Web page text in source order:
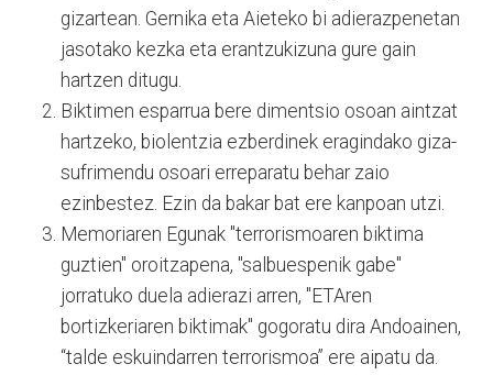
gizartean. Gernika eta Aieteko bi adierazpenetan
jasotako kezka eta erantzukizuna gure gain
hartzen ditugu.
Biktimen esparrua bere dimentsio osoan aintzat
hartzeko, biolentzia ezberdinek eragindako giza-
sufrimendu osoari erreparatu behar zaio
ezinbestez. Ezin da bakar bat ere kanpoan utzi.
Memoriaren Egunak "terrorismoaren biktima
guztien" oroitzapena, "salbuespenik gabe"
jorratuko duela adierazi arren, "ETAren
bortizkeriaren biktimak" gogoratu dira Andoainen,
“talde eskuindarren terrorismoa” ere aipatu da.